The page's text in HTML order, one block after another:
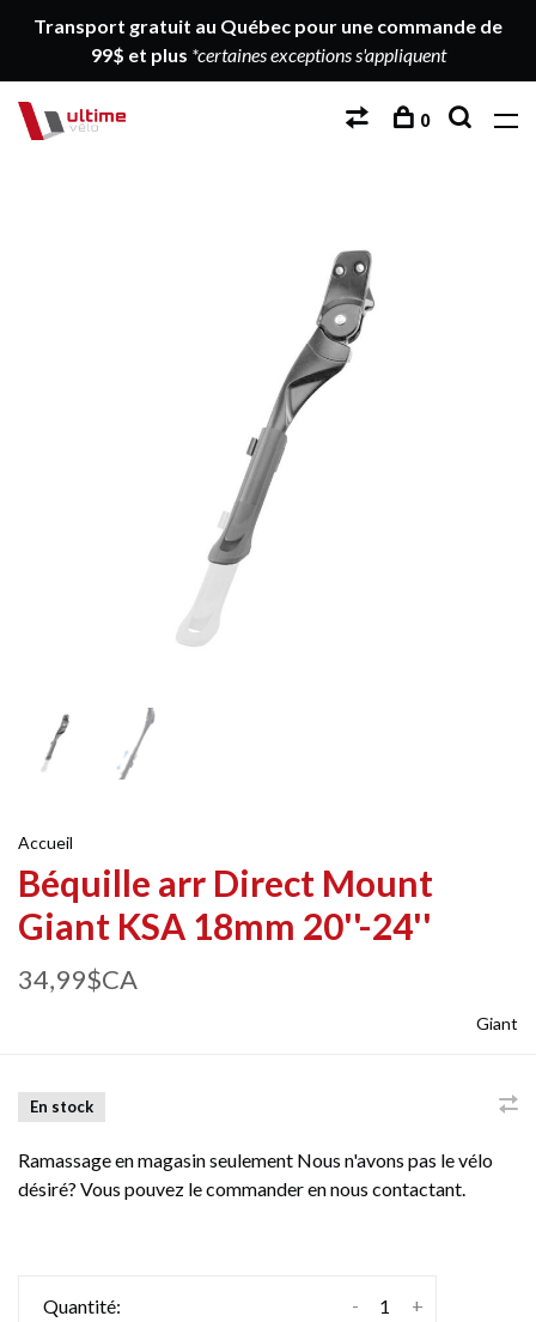
Transport gratuit au Québec pour une commande de
99$ et plus *certaines exceptions s'appliquent
0
Accueil
Béquille arr Direct Mount
Giant KSA 18mm 20''-24''
34,99$CA
Giant
En stock
Ramassage en magasin seulement Nous n'avons pas le vélo
désiré? Vous pouvez le commander en nous contactant.
Quantité: +
-